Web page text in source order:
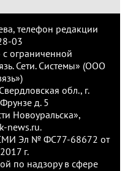
телефон редакции
03
ограниченной
Сети. Системы» (ООО
обл., г.
д. 5
Новоуральска»,
news.ru.
СМИ Эл № ФС77-68672 от
г.
по надзору в сфере